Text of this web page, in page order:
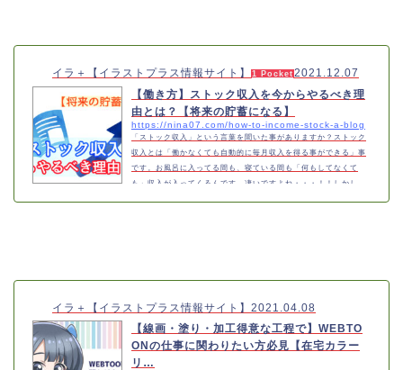
イラ＋【イラストプラス情報サイト】 1 Pocket 2021.12.07
【働き方】ストック収入を今からやるべき理
由とは？【将来の貯蓄になる】
https://nina07.com/how-to-income-stock-a-blog
「ストック収入」という言葉を聞いた事がありますか？ストック
収入とは「働かなくても自動的に毎月収入を得る事ができる」事
です。お風呂に入ってる間も、寝ている間も「何もしてなくて
も」収入が入ってくるんです。凄いですよね・・・！！しかし、
イラ＋【イラストプラス情報サイト】 2021.04.08
【線画・塗り・加工得意な工程で】WEBTO
ONの仕事に関わりたい方必見【在宅カラー
リ…